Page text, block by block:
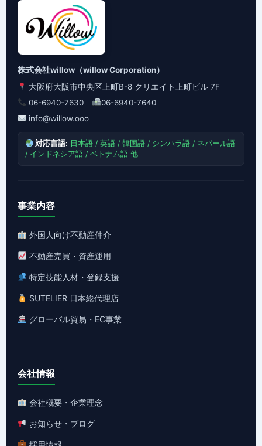
株式会社willow（willow Corporation）
大阪府大阪市中央区上町B-8 クリエイト上町ビル 7F
06-6940-7630
06-6940-7640
info@willow.ooo
対応言語: 日本語 / 英語 / 韓国語 / シンハラ語 / ネパール語
/ インドネシア語 / ベトナム語 他
事業内容
外国人向け不動産仲介
不動産売買・資産運用
特定技能人材・登録支援
SUTELIER 日本総代理店
グローバル貿易・EC事業
会社情報
会社概要・企業理念
お知らせ・ブログ